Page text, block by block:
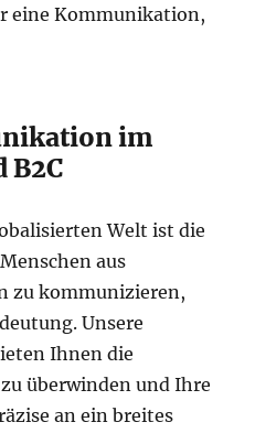
eine Kommunikation,
im
B2C
Welt ist die
aus
zu kommunizieren,
Unsere
Ihnen die
überwinden und Ihre
an ein breites